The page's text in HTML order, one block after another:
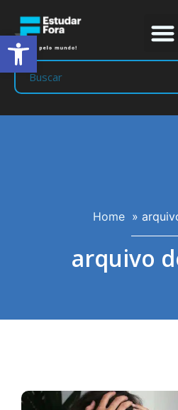
Abrir a barra de ferramentas
Home »
arquivo